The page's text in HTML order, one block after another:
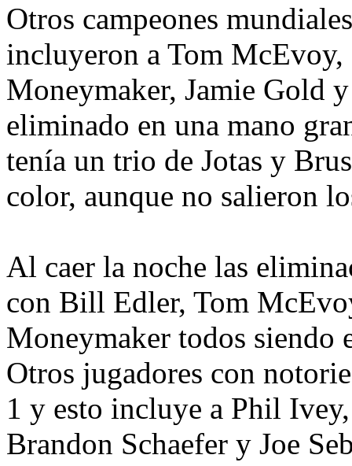
Otros campeones
incluyeron a Tom
Moneymaker, Jamie Gold
eliminado en una mano
tenía un trio de Jotas y
color, aunque no salieron
Al caer la noche las
con Bill Edler, Tom
Moneymaker todos siendo
Otros jugadores con
1 y esto incluye a Phil
Brandon Schaefer y Joe